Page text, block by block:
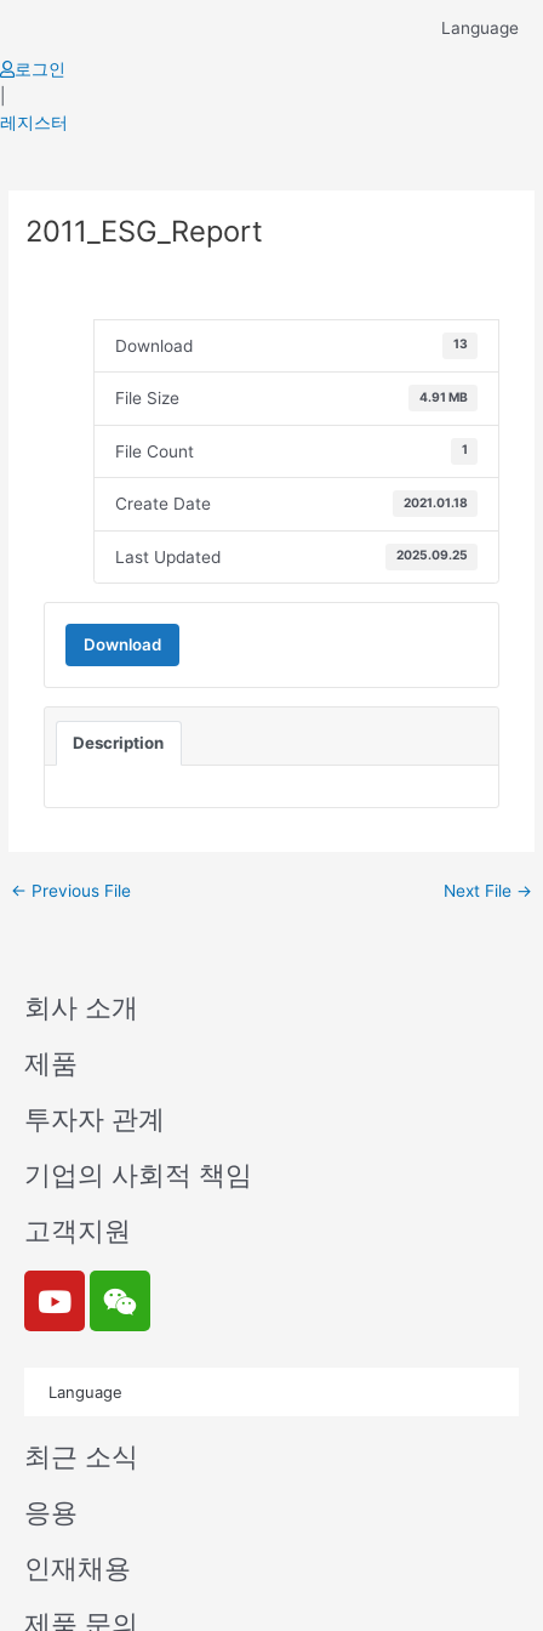
content
Language
로그인
레지스터
2011_ESG_Report
Download 13
File Size 4.91 MB
File Count 1
Create Date 2021.01.18
Last Updated 2025.09.25
Download
Description
navigation
← Previous File Next File →
회사 소개
제품
투자자 관계
기업의 사회적 책임
고객지원
Y
o
u
e
W
e
i
n
Language
최근 소식
응용
인재채용
제품 문의